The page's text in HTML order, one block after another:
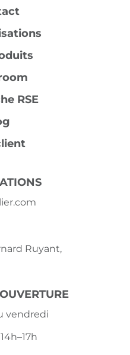
RSE
Ruyant,
vendredi